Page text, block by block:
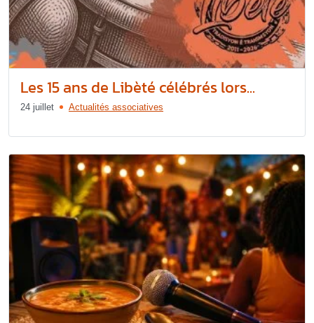
Les 15 ans de Libèté célébrés lors...
24 juillet Actualités associatives